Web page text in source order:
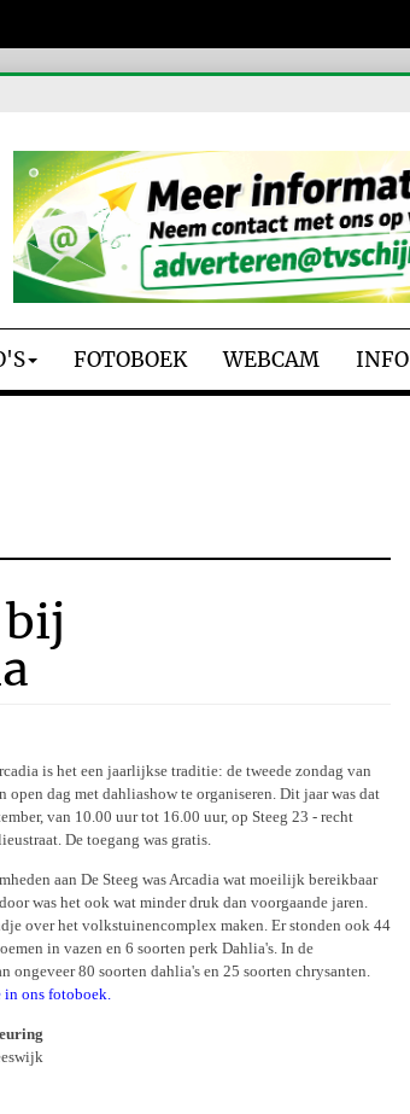
FOTOBOEK WEBCAM INFO
bij
is het een jaarlijkse traditie: de tweede zondag van
open dag met dahliashow te organiseren. Dit jaar was dat
van 10.00 uur tot 16.00 uur, op Steeg 23 - recht
De toegang was gratis.
aan De Steeg was Arcadia wat moeilijk bereikbaar
was het ook wat minder druk dan voorgaande jaren.
over het volkstuinencomplex maken. Er stonden ook 44
in vazen en 6 soorten perk Dahlia's. In de
ongeveer 80 soorten dahlia's en 25 soorten chrysanten.
in ons fotoboek.